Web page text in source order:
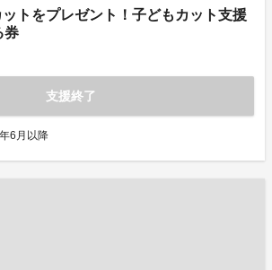
トをプレゼント！子どもカット支援
券
支援終了
6月以降